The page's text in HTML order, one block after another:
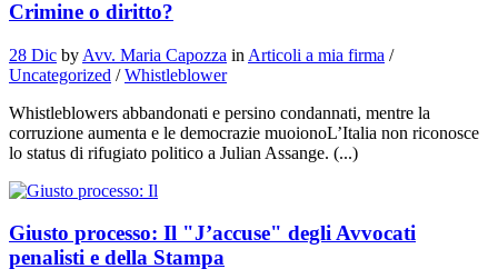
Crimine o diritto?
28 Dic by Avv. Maria Capozza in Articoli a mia firma /
Uncategorized /Whistleblower
Whistleblowers abbandonati e persino condannati, mentre la
corruzione aumenta e le democrazie muoionoL’Italia non riconosce
lo status di rifugiato politico a Julian Assange. (...)
Giusto processo: Il "J’accuse" degli Avvocati
penalisti e della Stampa